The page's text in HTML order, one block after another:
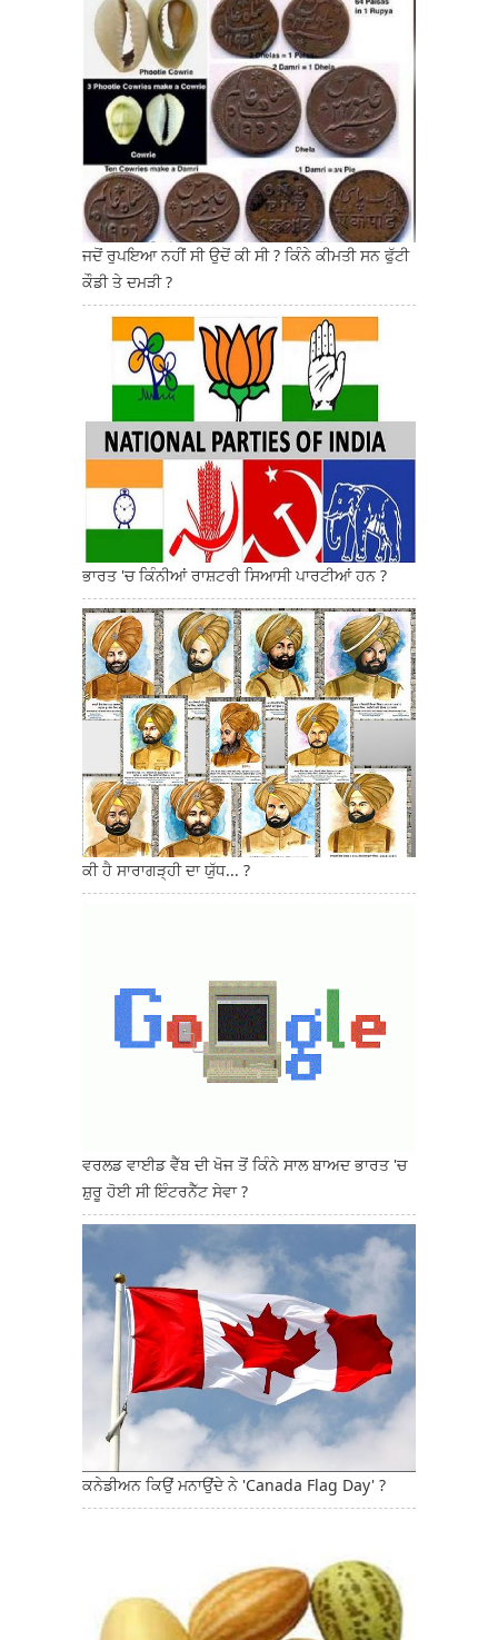
ਜਦੋਂ ਰੁਪਇਆ ਨਹੀਂ ਸੀ ਉਦੋਂ ਕੀ ਸੀ ? ਕਿੰਨੇ ਕੀਮਤੀ ਸਨ ਫੁੱਟੀ
ਕੌਡੀ ਤੇ ਦਮੜੀ ?
ਭਾਰਤ 'ਚ ਕਿੰਨੀਆਂ ਰਾਸ਼ਟਰੀ ਸਿਆਸੀ ਪਾਰਟੀਆਂ ਹਨ ?
ਕੀ ਹੈ ਸਾਰਾਗੜ੍ਹੀ ਦਾ ਯੁੱਧ... ?
ਵਰਲਡ ਵਾਈਡ ਵੈੱਬ ਦੀ ਖੋਜ ਤੋਂ ਕਿੰਨੇ ਸਾਲ ਬਾਅਦ ਭਾਰਤ 'ਚ
ਸ਼ੁਰੂ ਹੋਈ ਸੀ ਇੰਟਰਨੈੱਟ ਸੇਵਾ ?
ਕਨੇਡੀਅਨ ਕਿਉਂ ਮਨਾਉਂਦੇ ਨੇ 'Canada Flag Day' ?